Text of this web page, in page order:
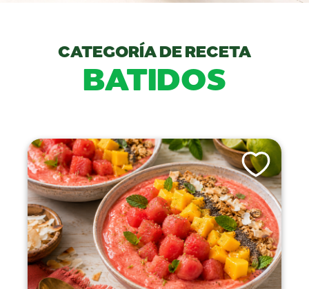
CATEGORÍA DE RECETA
BATIDOS
Like This